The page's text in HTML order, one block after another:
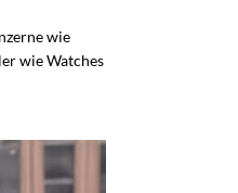
wie
wie Watches